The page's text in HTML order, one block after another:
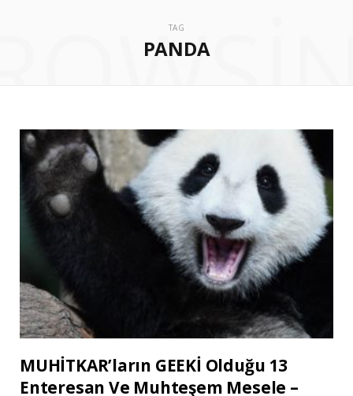
TAG
PANDA
MUHİTKAR’ların GEEKİ Olduğu 13
Enteresan Ve Muhteşem Mesele –